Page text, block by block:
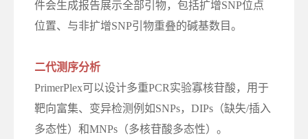
件会生成报告展示全部引物，包括扩增SNP位点
位置、与非扩增SNP引物重叠的碱基数目。
二代测序分析
PrimerPlex可以设计多重PCR实验寡核苷酸，用于
靶向富集、变异检测例如SNPs，DIPs（缺失/插入
多态性）和MNPs（多核苷酸多态性）。